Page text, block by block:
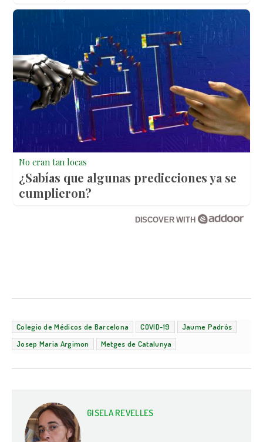
No eran tan locas
¿Sabías que algunas predicciones ya se
cumplieron?
DISCOVER WITH
Colegio de Médicos de Barcelona COVID-19
Jaume Padrós
Josep Maria Argimon
Metges de Catalunya
GISELA REVELLES